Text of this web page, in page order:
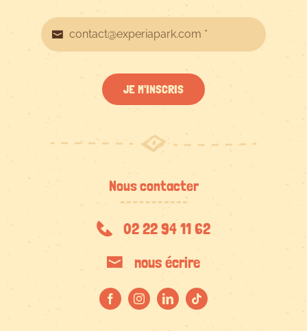
JE M'INSCRIS
Nous contacter
02 22 94 11 62
nous écrire